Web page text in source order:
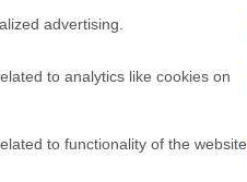
advertising.
to analytics like cookies on
to functionality of the website
αποδοχών και 12
της ΔΕΘ